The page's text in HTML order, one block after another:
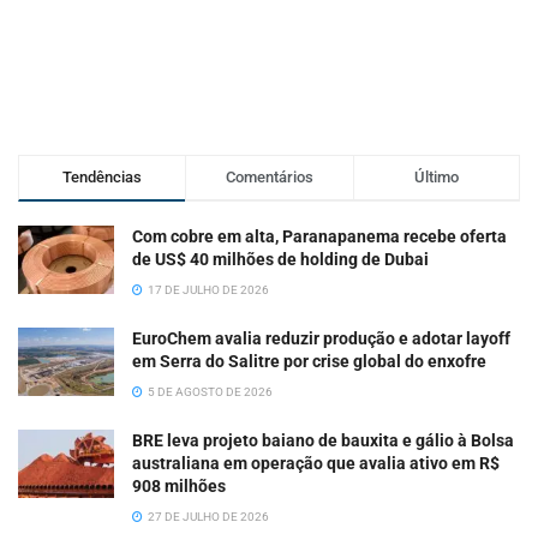
Tendências Comentários Último
Com cobre em alta, Paranapanema recebe oferta
de US$ 40 milhões de holding de Dubai
17 DE JULHO DE 2026
EuroChem avalia reduzir produção e adotar layoff
em Serra do Salitre por crise global do enxofre
5 DE AGOSTO DE 2026
BRE leva projeto baiano de bauxita e gálio à Bolsa
australiana em operação que avalia ativo em R$
908 milhões
27 DE JULHO DE 2026